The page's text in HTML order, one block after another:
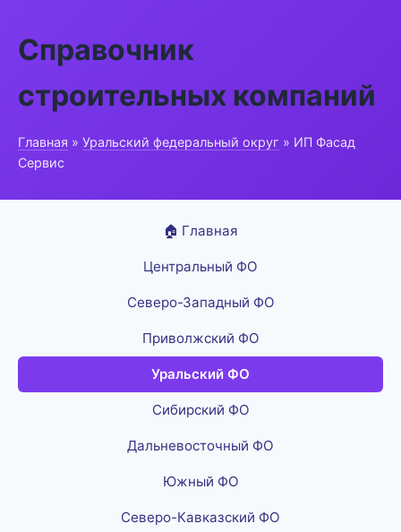
Справочник
строительных компаний
Главная » Уральский федеральный округ » ИП Фасад
Сервис
🏠 Главная
Центральный ФО
Северо-Западный ФО
Приволжский ФО
Уральский ФО
Сибирский ФО
Дальневосточный ФО
Южный ФО
Северо-Кавказский ФО